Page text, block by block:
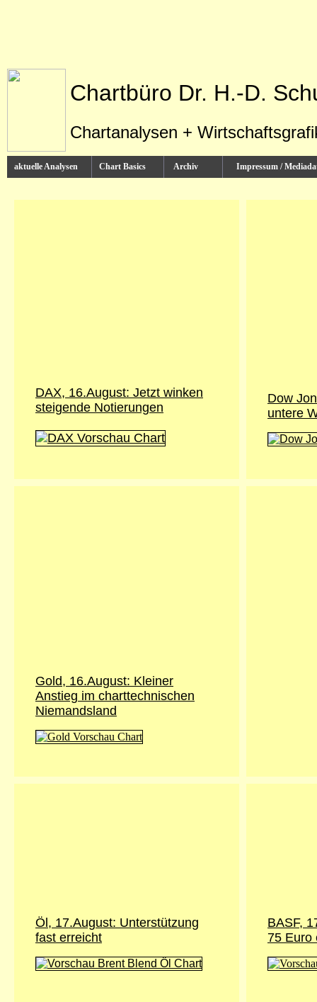
Chartbüro Dr. H.-D.
Chartanalysen +
aktuelle Analysen Chart Basics Archiv Impressum /
DAX, 16.August: Jetzt winken
steigende Notierungen
Dow
untere
Gold, 16.August: Kleiner
Anstieg im charttechnischen
Niemandsland
Öl, 17.August: Unterstützung
fast erreicht
BASF,
75 Euro